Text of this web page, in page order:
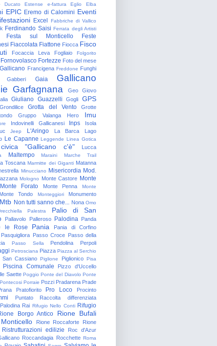
Ducato Estense e-fattura Eglio Elba
EPIC Eremo di Calomini Eventi
Excel Fabbriche di Vallico
Ferdinando Saisi Ferrata degli Artisti
Festa sul Monticello
Feste
Fiaccolata Fiattone Fiocca Fisco
Focaccia Leva Fogliaio Folgorito
Fornovolasco Fortezze Foto del mese
Francigena Freddone Funghi
Gabberi Gaia
Gallicano
Garfagnana Geo
Giovo
Giuliano Guazzelli Gogli GPS
Grondilice Grotta del Vento
Grotte
Gruppo Valanga Hero Imu
Indovinelli Gallicanesi Inps
Isola
Jeep L'Aringo La Barca
Lago
Le Capanne Leggende Linea Gotica
"Gallicano c'è" Lucca
Maltempo Maraini Marche Trail
Toscana Marmitte dei Giganti Matanna
Minucciano Misericordia Mod.
Mologno Monte Castore Monte
Monte Forato Monte Penna
Monte
Monte Tondo Monteggiori Monumento
Mtb Non tutti sanno che... Nona Omo
Palestra
Palio di San
Pallavolo Palleroso Palodina Panda
le Rose Pania
Pania di Corfino
Pasquigliora Passo Croce Passo della
Passo Sella Pendolina Perpoli
Petrosciana Piazza Piazza al Serchio
San Cassiano Piglione Piglionico Pisa
Piscina Comunale
Pizzo d'Uccello
Saette Poggio Ponte del Diavolo Ponte
Pontecosi Porraie Pozzi Pradarena Prade
Pratofiorito Pro Loco Procinto
Puntato
Raccolta differenziata
Rai Rifugio Nello Conti Rifugio
Borgo Antico
Rione Bufali
Rione Roccaforte
Rione
Ristrutturazioni edilizie
Roc d'Azur
Roccandagia Rocchette Roma